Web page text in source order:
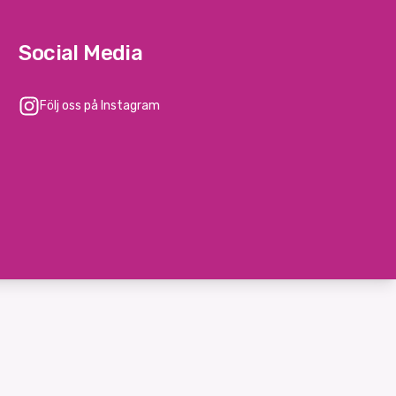
Social Media
Följ oss på Instagram